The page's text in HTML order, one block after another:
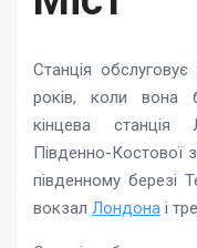
Станція
років, коли вона
кінцева станція
Південно-Костової
південному березі
вокзал Лондона і